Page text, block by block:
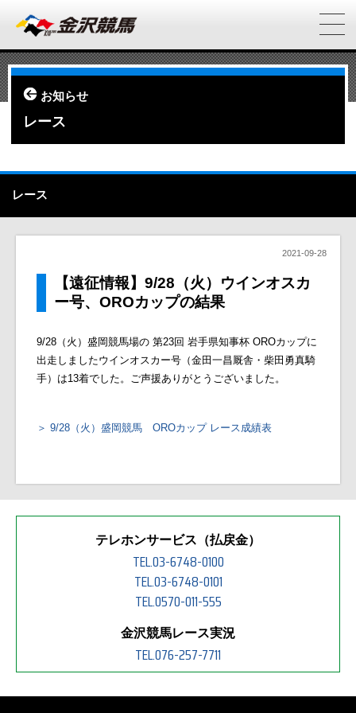
お知らせ
レース
レース
2021-09-28
【遠征情報】9/28（火）ウインオスカ
ー号、OROカップの結果
9/28（火）盛岡競馬場の 第23回 岩手県知事杯 OROカップに
出走しましたウインオスカー号（金田一昌厩舎・柴田勇真騎
手）は13着でした。ご声援ありがとうございました。
9/28（火）盛岡競馬 OROカップ レース成績表
テレホンサービス（払戻金）
TEL.03-6748-0100
TEL.03-6748-0101
TEL.0570-011-555
金沢競馬レース実況
TEL.076-257-7711